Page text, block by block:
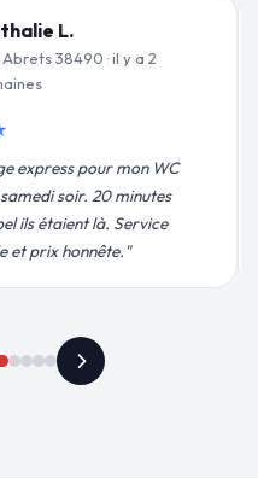
VD
Valérie D.
Les Abrets 38490 · il y a 1
"Un grand merci à Sylvain
pour leur intervention rapide et
efficace. Fuite réparée en 30 min,
plus qu'honnête !"